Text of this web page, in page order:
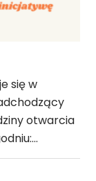
się w
otwarcia